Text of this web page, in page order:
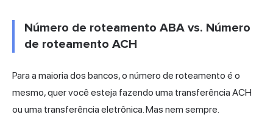
Número de roteamento ABA vs. Número
de roteamento ACH
Para a maioria dos bancos, o número de roteamento é o
mesmo, quer você esteja fazendo uma transferência ACH
ou uma transferência eletrônica. Mas nem sempre.